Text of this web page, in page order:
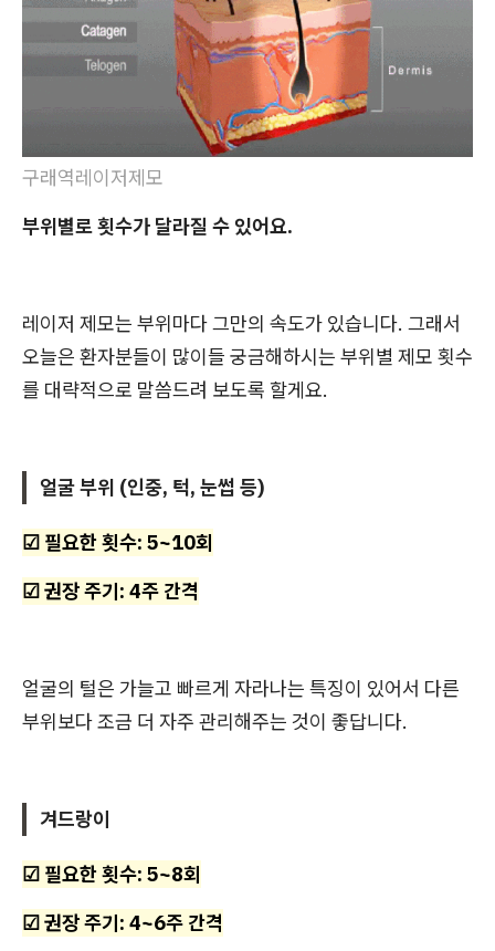
구래역레이저제모
부위별로 횟수가 달라질 수 있어요.
레이저 제모는 부위마다 그만의 속도가 있습니다. 그래서
오늘은 환자분들이 많이들 궁금해하시는 부위별 제모 횟수
를 대략적으로 말씀드려 보도록 할게요.
얼굴 부위 (인중, 턱, 눈썹 등)
☑ 필요한 횟수: 5~10회
☑ 권장 주기: 4주 간격
얼굴의 털은 가늘고 빠르게 자라나는 특징이 있어서 다른
부위보다 조금 더 자주 관리해주는 것이 좋답니다.
겨드랑이
☑ 필요한 횟수: 5~8회
☑ 권장 주기: 4~6주 간격